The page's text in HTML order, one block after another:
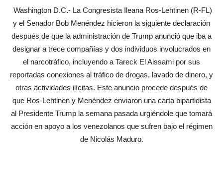
Washington D.C.- La Congresista Ileana Ros-Lehtinen (R-FL)
y el Senador Bob Menéndez hicieron la siguiente declaración
después de que la administración de Trump anunció que iba a
designar a trece compañías y dos individuos involucrados en
el narcotráfico, incluyendo a Tareck El Aissami por sus
reportadas conexiones al tráfico de drogas, lavado de dinero, y
otras actividades ilícitas. Este anuncio procede después de
que Ros-Lehtinen y Menéndez enviaron una carta bipartidista
al Presidente Trump la semana pasada urgiéndole que tomará
acción en apoyo a los venezolanos que sufren bajo el régimen
de Nicolás Maduro.